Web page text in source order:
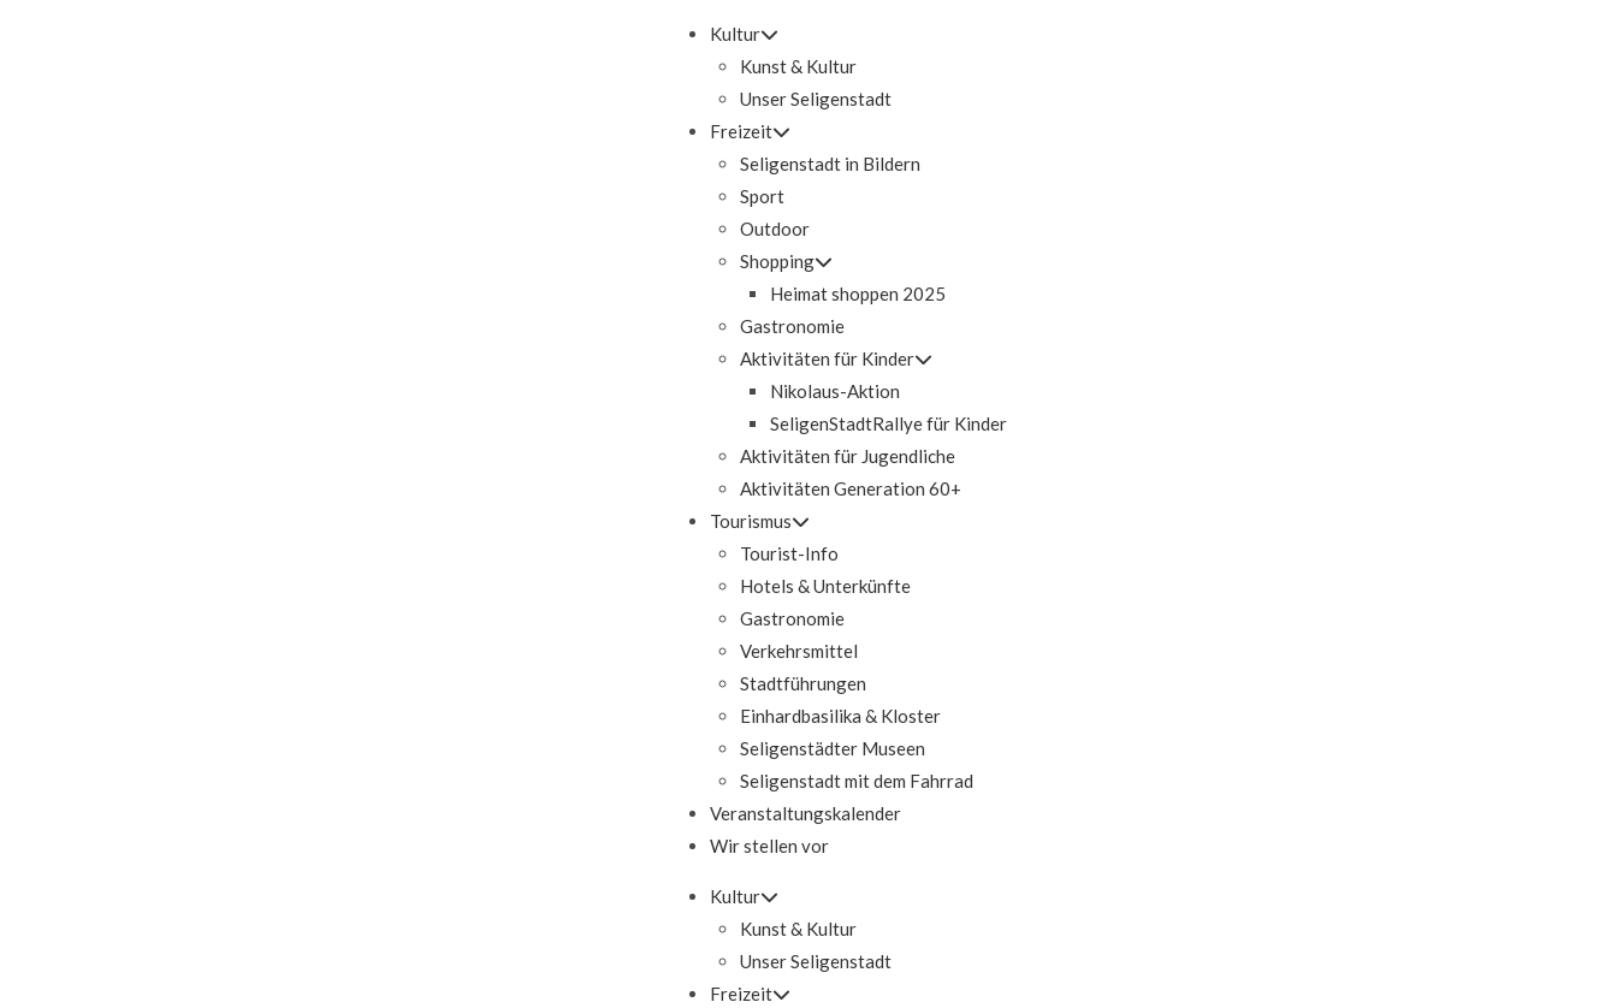
Kultur
Kunst & Kultur
Unser Seligenstadt
Freizeit
Seligenstadt in Bildern
Sport
Outdoor
Shopping
Heimat shoppen 2025
Gastronomie
Aktivitäten für Kinder
Nikolaus-Aktion
SeligenStadtRallye für Kinder
Aktivitäten für Jugendliche
Aktivitäten Generation 60+
Tourismus
Tourist-Info
Hotels & Unterkünfte
Gastronomie
Verkehrsmittel
Stadtführungen
Einhardbasilika & Kloster
Seligenstädter Museen
Seligenstadt mit dem Fahrrad
Veranstaltungskalender
Wir stellen vor
Kultur
Kunst & Kultur
Unser Seligenstadt
Freizeit